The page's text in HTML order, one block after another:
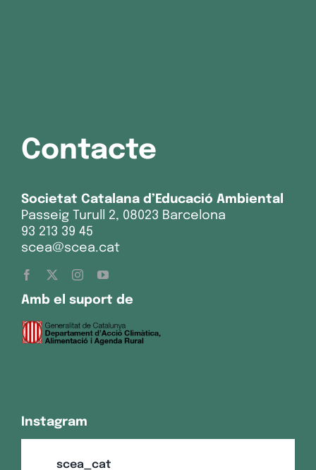
Contacte
Societat Catalana d’Educació Ambiental
Passeig Turull 2, 08023 Barcelona
93 213 39 45
scea@scea.cat
Amb el suport de
Instagram
scea_cat